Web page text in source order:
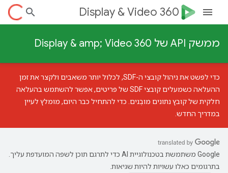
Display & Video 360
ממשק API של Display & amp; Video 360
כדי לפשט את ניהול קובצי ה-SDF, לכלול יותר משאבים ולקצר את זמן
ההעלאה כשמעלים קובצי SDF של פריטים, אפשר להשתמש ב
העלאה
חלקית של קובץ נתונים מובְנים . כדי להתחיל כבר היום, מומלץ לעיין
במדריך החדש
‫Google משתמשת בטכנולוגיית AI כדי לתרגם תוכן לשפה המועדפת עליך.
בתרגומים כאלו עשויות להיות שגיאות.